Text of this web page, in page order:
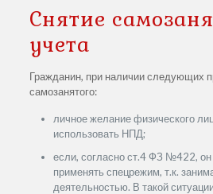
Снятие
учета
Гражданин, при наличии следующих
самозанятого:
личное желание физического
использовать НПД;
если, согласно ст.4 ФЗ №422, он
применять спецрежим, т.к.
деятельностью. В такой